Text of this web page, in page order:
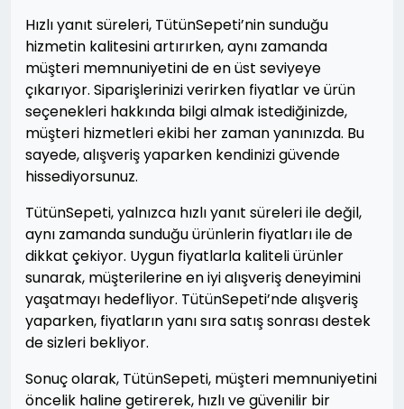
Hızlı yanıt süreleri, TütünSepeti’nin sunduğu
hizmetin kalitesini artırırken, aynı zamanda
müşteri memnuniyetini de en üst seviyeye
çıkarıyor. Siparişlerinizi verirken fiyatlar ve ürün
seçenekleri hakkında bilgi almak istediğinizde,
müşteri hizmetleri ekibi her zaman yanınızda. Bu
sayede, alışveriş yaparken kendinizi güvende
hissediyorsunuz.
TütünSepeti, yalnızca hızlı yanıt süreleri ile değil,
aynı zamanda sunduğu ürünlerin fiyatları ile de
dikkat çekiyor. Uygun fiyatlarla kaliteli ürünler
sunarak, müşterilerine en iyi alışveriş deneyimini
yaşatmayı hedefliyor. TütünSepeti’nde alışveriş
yaparken, fiyatların yanı sıra satış sonrası destek
de sizleri bekliyor.
Sonuç olarak, TütünSepeti, müşteri memnuniyetini
öncelik haline getirerek, hızlı ve güvenilir bir